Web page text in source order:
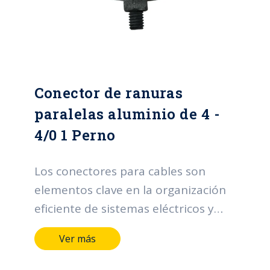
estética en la organización y cumplir
cables en una variedad de entornos.
Conector de ranuras
paralelas aluminio de 4 -
4/0 1 Perno
Los conectores para cables son
elementos clave en la organización
eficiente de sistemas eléctricos y
electrónicos. Sus funciones incluyen
facilitar la distribución ordenada de
Ver más